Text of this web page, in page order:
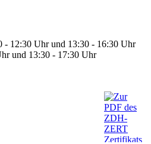
- 12:30 Uhr und 13:30 - 16:30 Uhr
und 13:30 - 17:30 Uhr